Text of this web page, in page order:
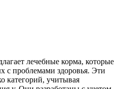
лечебные корма, которые
с проблемами здоровья. Эти
категорий, учитывая